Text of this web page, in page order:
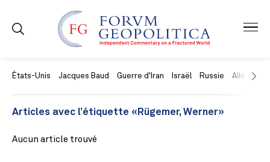
États-Unis Jacques Baud Guerre d'Iran Israël Russie Allemagne
Articles avec l’étiquette «Rügemer, Werner»
Aucun article trouvé